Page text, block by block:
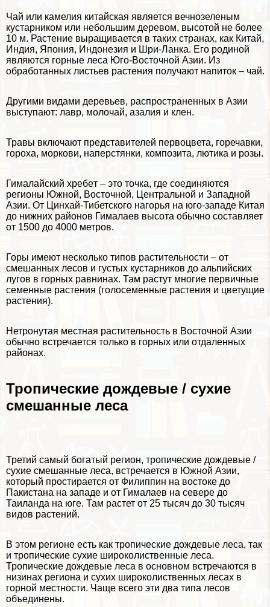
Чай или камелия китайская является вечнозеленым
кустарником или небольшим деревом, высотой не более
10 м. Растение выращивается в таких странах, как Китай,
Индия, Япония, Индонезия и Шри-Ланка. Его родиной
являются горные леса Юго-Восточной Азии. Из
обработанных листьев растения получают напиток – чай.
Другими видами деревьев, распространенных в Азии
выступают: лавр, молочай, азалия и клен.
Травы включают представителей первоцвета, горечавки,
гороха, моркови, наперстянки, композита, лютика и розы.
Гималайский хрeбeт – это точка, где соединяются
регионы Южной, Восточной, Центральной и Западной
Азии. От Цинхай-Тибетского нагорья на юго-западе Китая
до нижних районов Гималаев высота обычно составляет
от 1500 до 4000 метров.
Горы имеют несколько типов растительности – от
смешанных лесов и густых кустарников до альпийских
лугов в горных равнинах. Там растут многие первичные
семенные растения (голосеменные растения и цветущие
растения).
Нетронутая местная растительность в Восточной Азии
обычно встречается только в горных или отдаленных
районах.
Тропические дождевые / сухие
смешанные леса
Третий самый богатый регион, тропические дождевые /
сухие смешанные леса, встречается в Южной Азии,
который простирается от Филиппин на востоке до
Пакистана на западе и от Гималаев на севере до
Таиланда на юге. Там растет от 25 тысяч до 30 тысяч
видов растений.
В этом регионе есть как тропические дождевые леса, так
и тропические сухие широколиственные леса.
Тропические дождевые леса в основном встречаются в
низинах региона и сухих широколиственных лесах в
горной местности. Чаще всего эти два типа лесов
объединены.